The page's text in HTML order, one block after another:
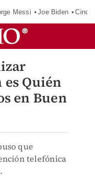
Messi Joe Biden
Quién
en Buen
que
telefónica